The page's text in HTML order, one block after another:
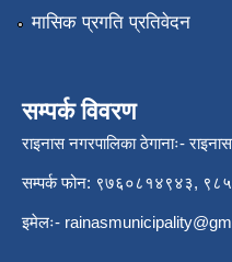
मासिक प्रगति प्रतिवेदन
सम्पर्क विवरण
राइनास नगरपालिका ठेगानाः-
सम्पर्क फोन: ९७६०८१४९४३,
इमेलः-